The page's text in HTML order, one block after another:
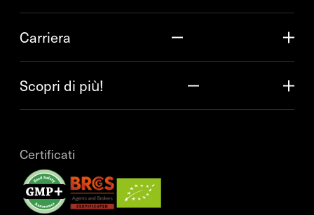
Carriera
Scopri di più!
Certificati